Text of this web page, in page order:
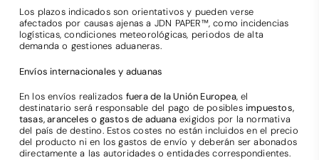
Los plazos indicados son orientativos y pueden verse
afectados por causas ajenas a JDN PAPER™, como incidencias
logísticas, condiciones meteorológicas, periodos de alta
demanda o gestiones aduaneras.
Envíos internacionales y aduanas
En los envíos realizados fuera de la Unión Europea, el
destinatario será responsable del pago de posibles impuestos,
tasas, aranceles o gastos de aduanaexigidos por la normativa
del país de destino. Estos costes no están incluidos en el precio
del producto ni en los gastos de envío y deberán ser abonados
directamente a las autoridades o entidades correspondientes.